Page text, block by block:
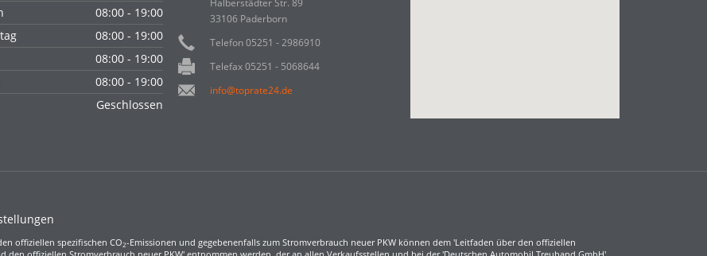
08:00 - 19:00
08:00 - 19:00
08:00 - 19:00
08:00 - 19:00
Geschlossen
33106 Paderborn
Telefon 05251 - 2986910
Telefax 05251 - 5068644
info@toprate24.de
offiziellen spezifischen CO2-Emissionen und gegebenenfalls zum Stromverbrauch neuer PKW können dem 'Leitfaden über den offiziellen